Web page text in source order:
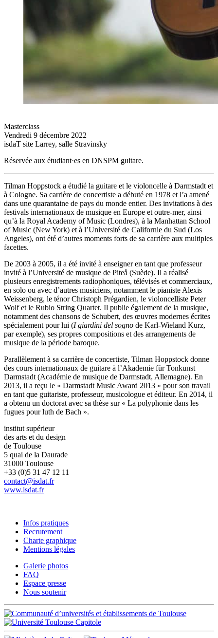
Masterclass
Vendredi 9 décembre 2022
isdaT site Larrey, salle Stravinsky
Réservée aux étudiant·es en DNSPM guitare.
Tilman Hoppstock a étudié la guitare et le violoncelle à Darmstadt et
à Cologne. Sa carrière de concertiste a débuté en 1978 et l’a amené
dans une quarantaine de pays du monde entier. Des invitations à des
festivals internationaux de musique en Europe et outre-mer, ainsi
qu’à la Royal Academy of Music (Londres), à la Manhattan School
of Music (New York) et à l’Université de Californie du Sud (Los
Angeles), ont été d’autres moments forts de sa carrière aux multiples
facettes.
De 2003 à 2005, il a été invité à enseigner en tant que professeur
invité à l’Université de musique de Piteå (Suède). Il a réalisé
plusieurs enregistrements radiophoniques, télévisés et commerciaux,
en solo ou avec d’autres musiciens, notamment le pianiste Alexis
Weissenberg, le ténor Christoph Prégardien, le violoncelliste Peter
Wolf et le Rubio String Quartet. Il publie également de la musique,
notamment des chansons de Schubert, des œuvres modernes écrites
spécialement pour lui (I giardini del sogno de Karl-Wieland Kurz,
par exemple), ses propres compositions et des arrangements de
musique de la période baroque.
Parallèlement à sa carrière de concertiste, Tilman Hoppstock donne
des cours internationaux de guitare à l’Akademie für Tonkunst
Darmstadt (Académie de musique de Darmstadt, Allemagne). En
2013, il a reçu le « Darmstadt Music Award 2013 » pour son travail
en tant que guitariste, professeur, musicologue et éditeur. En 2014, il
a obtenu un doctorat avec sa thèse sur « La polyphonie dans les
fugues pour luth de Bach ».
institut supérieur
des arts et du design
de Toulouse
5 quai de la Daurade
31000 Toulouse
+33 (0)5 31 47 12 11
contact@isdat.fr
www.isdat.fr
Infos pratiques
Recrutement
Charte graphique
Mentions légales
Galerie photos
FAQ
Espace presse
Nous soutenir